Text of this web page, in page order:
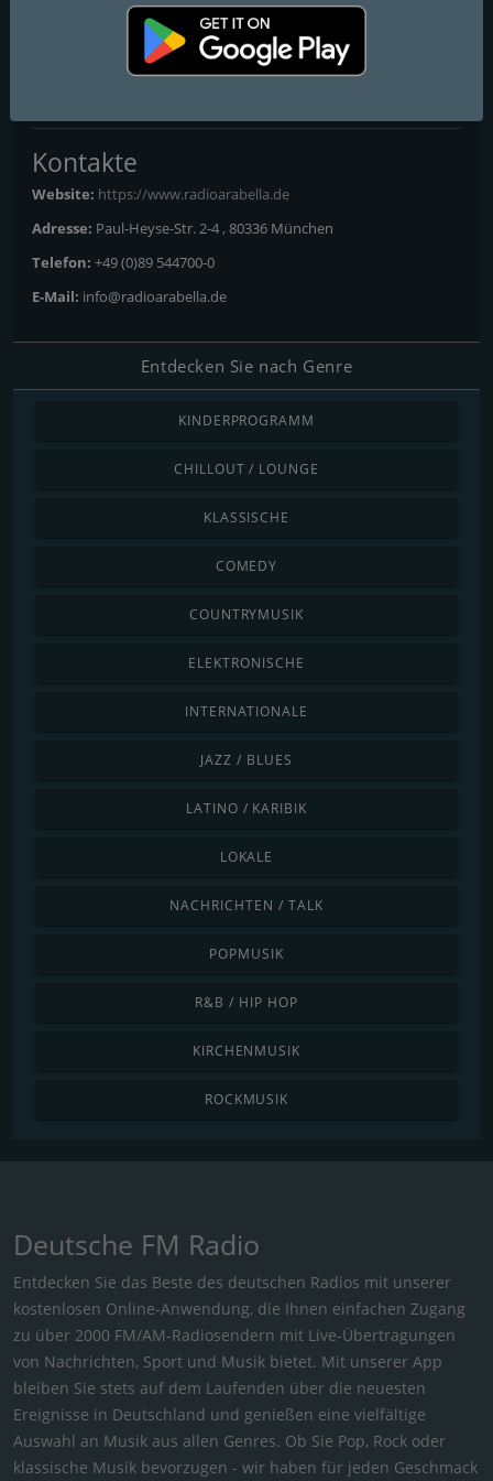
FM-Frequenzen
Kontakte
Website: https://www.radioarabella.de
Adresse: Paul-Heyse-Str. 2-4 , 80336 München
Telefon: +49 (0)89 544700-0
E-Mail: info@radioarabella.de
Entdecken Sie nach Genre
KINDERPROGRAMM
CHILLOUT / LOUNGE
KLASSISCHE
COMEDY
COUNTRYMUSIK
ELEKTRONISCHE
INTERNATIONALE
JAZZ / BLUES
LATINO / KARIBIK
LOKALE
NACHRICHTEN / TALK
POPMUSIK
R&B / HIP HOP
KIRCHENMUSIK
ROCKMUSIK
Deutsche FM Radio
Entdecken Sie das Beste des deutschen Radios mit unserer
kostenlosen Online-Anwendung, die Ihnen einfachen Zugang
zu über 2000 FM/AM-Radiosendern mit Live-Übertragungen
von Nachrichten, Sport und Musik bietet. Mit unserer App
bleiben Sie stets auf dem Laufenden über die neuesten
Ereignisse in Deutschland und genießen eine vielfältige
Auswahl an Musik aus allen Genres. Ob Sie Pop, Rock oder
klassische Musik bevorzugen - wir haben für jeden Geschmack